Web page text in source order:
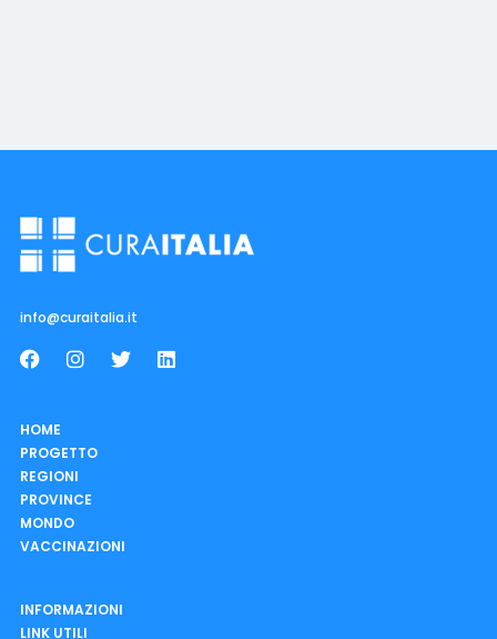
info@curaitalia.it
HOME
PROGETTO
REGIONI
PROVINCE
MONDO
VACCINAZIONI
INFORMAZIONI
LINK UTILI